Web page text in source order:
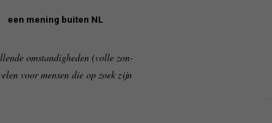
een mening buiten NL
omstandigheden (volle zon-
voor mensen die op zoek zijn